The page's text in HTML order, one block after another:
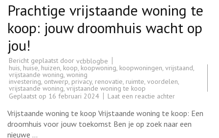
Prachtige vrijstaande woning te
koop: jouw droomhuis wacht op
jou!
Bericht geplaatst door vcbblogbe
huis, huise, huizen, koop, koopwoning, koopwoningen, vrijstaand,
vrijstaande woning, woning
investering, ontwerp, privacy, renovatie, ruimte, voordelen,
vrijstaande woning, vrijstaande woning te koop
Geplaatst op 16 februari 2024 Laat een reactie achterop
vrijstaande
woning
te
koop:
Vrijstaande woning te koop Vrijstaande woning te koop: Een
droomhuis voor jouw toekomst Ben je op zoek naar een
nieuwe …